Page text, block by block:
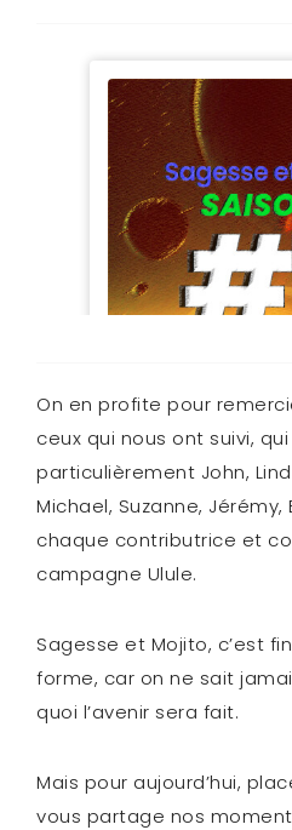
On en profite pour
ceux qui nous ont suivi,
particulièrement John,
Michael, Suzanne, Jérémy,
chaque contributrice et
campagne Ulule.
Sagesse et Mojito, c’est
forme, car on ne sait
quoi l’avenir sera fait.
Mais pour aujourd’hui,
vous partage nos